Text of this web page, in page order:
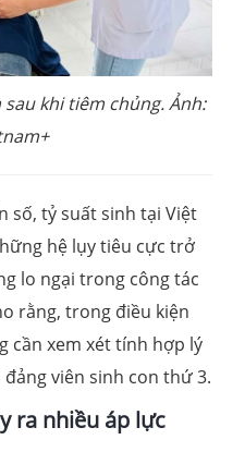
khi tiêm chủng. Ảnh:
số, tỷ suất sinh tại Việt
hệ lụy tiêu cực trở
lo ngại trong công tác
rằng, trong điều kiện
cần xem xét tính hợp lý
viên sinh con thứ 3.
ra nhiều áp lực